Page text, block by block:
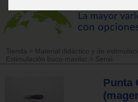
Tienda > Material didáctico y de
Estimulación buco-maxilar > Sensi
Punta